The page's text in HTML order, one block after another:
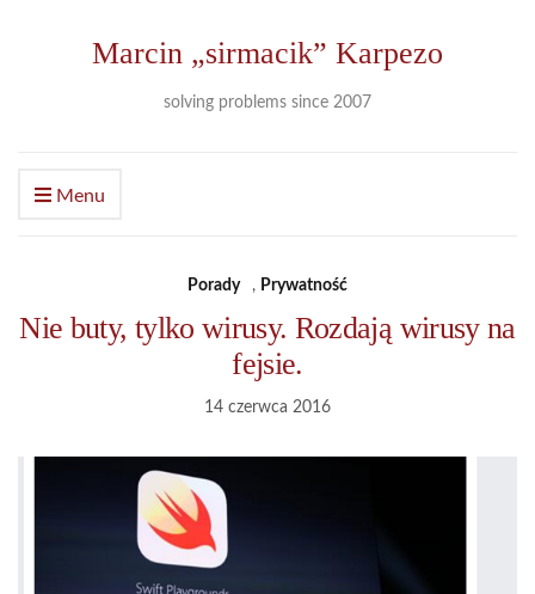
Marcin „sirmacik” Karpezo
solving problems since 2007
Menu
Porady , Prywatność
Nie buty, tylko wirusy. Rozdają wirusy na
fejsie.
14 czerwca 2016